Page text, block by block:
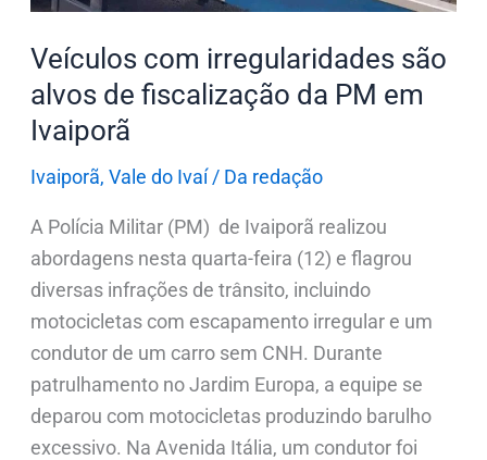
Veículos com irregularidades são
alvos de fiscalização da PM em
Ivaiporã
Ivaiporã, Vale do Ivaí/ Da redação
A Polícia Militar (PM) de Ivaiporã realizou
abordagens nesta quarta-feira (12) e flagrou
diversas infrações de trânsito, incluindo
motocicletas com escapamento irregular e um
condutor de um carro sem CNH. Durante
patrulhamento no Jardim Europa, a equipe se
deparou com motocicletas produzindo barulho
excessivo. Na Avenida Itália, um condutor foi
PM
em
Ivaiporã